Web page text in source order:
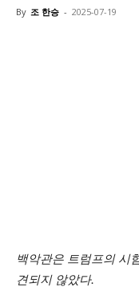
By 조 한승 - 2025-07-19
백악관은 트럼프의 시
견되지 않았다.